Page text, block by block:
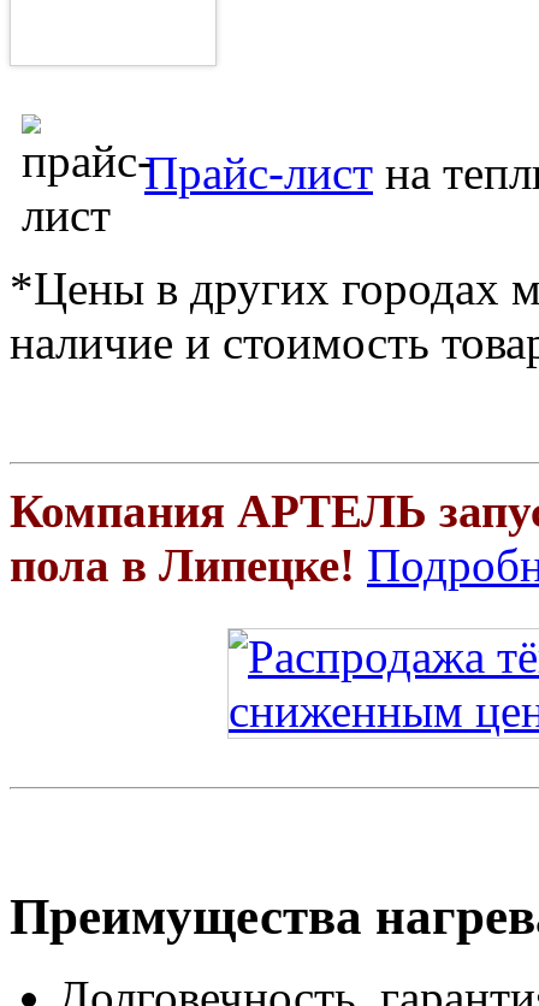
Прайс-лист на
*Цены в других городах
наличие и стоимость
Компания АРТЕЛЬ
пола в Липецке!
Преимущества